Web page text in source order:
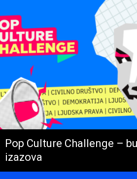
Pop Culture Challenge –
izazova